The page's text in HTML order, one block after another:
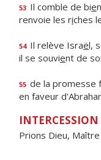
53 Il comble de bie
renvoie les riches
54 Il relève Israël,
il se souvient de
55 de la promesse f
en faveur
INTERCESSION
Prions Dieu,